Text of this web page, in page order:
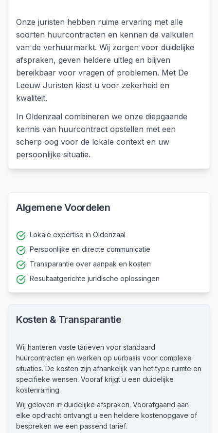
Onze juristen hebben ruime ervaring met alle
soorten huurcontracten en kennen de valkuilen
van de verhuurmarkt. Wij zorgen voor duidelijke
afspraken, geven heldere uitleg en blijven
bereikbaar voor vragen of problemen. Met De
Leeuw Juristen kiest u voor zekerheid en
kwaliteit.
In Oldenzaal combineren we onze diepgaande
kennis van huurcontract opstellen met een
scherp oog voor de lokale context en uw
persoonlijke situatie.
Algemene Voordelen
Lokale expertise in Oldenzaal
Persoonlijke en directe communicatie
Transparantie over aanpak en kosten
Resultaatgerichte juridische oplossingen
Kosten & Transparantie
Wij hanteren vaste tarieven voor standaard
huurcontracten en werken op uurbasis voor complexe
situaties. De kosten zijn afhankelijk van het type ruimte en
specifieke wensen. Vooraf krijgt u een duidelijke
kostenraming.
Wij geloven in duidelijke afspraken. Voorafgaand aan
elke opdracht ontvangt u een heldere kostenopgave of
bespreken we een passend tarief.